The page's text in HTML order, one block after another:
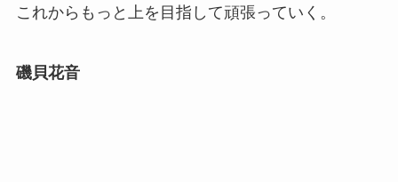
これからもっと上を目指して頑張っていく。
磯貝花音